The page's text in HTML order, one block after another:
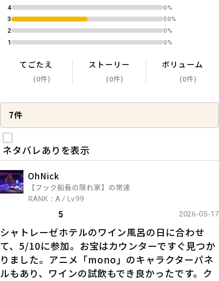
4
0%
3
50%
2
0%
1
0%
てごたえ
(0件)
ストーリー
(0件)
ボリューム
(0件)
7件
ネタバレありを表示
OhNick
【フック船長の隠れ家】の常連
RANK：A / Lv.99
5 2026-05-17
シャトレーゼホテルのワイン風呂の日に合わせ
て、5/10に参加。お宝はカウンターですぐ見つか
りました。アニメ「mono」のキャラクターパネ
ルもあり、ワインの試飲もでき良かったです。ク